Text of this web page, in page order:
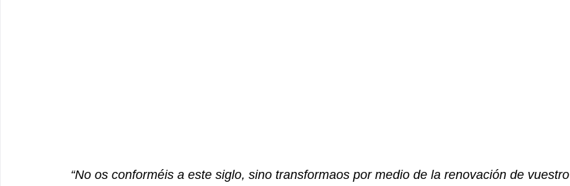
“No os conforméis a este siglo, sino transformaos por medio de la renovación de vuestro